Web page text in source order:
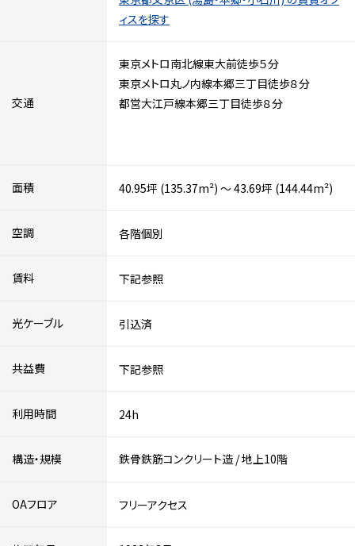
ィスを探す
交通
東京メトロ南北線東大前徒歩５分
東京メトロ丸ノ内線本郷三丁目徒歩８分
都営大江戸線本郷三丁目徒歩８分
面積 40.95坪 (135.37m²) ～ 43.69坪 (144.44m²)
空調 各階個別
賃料 下記参照
光ケーブル 引込済
共益費 下記参照
利用時間 24h
構造・規模 鉄骨鉄筋コンクリート造 /地上10階
OAフロア フリーアクセス